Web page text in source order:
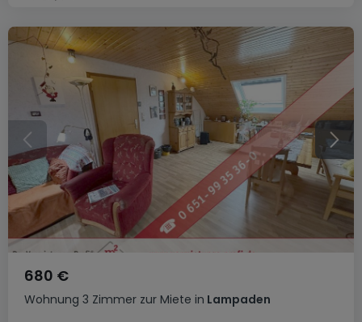
Wohnung 3 Zimmer zur Miete in Lampaden
680 €